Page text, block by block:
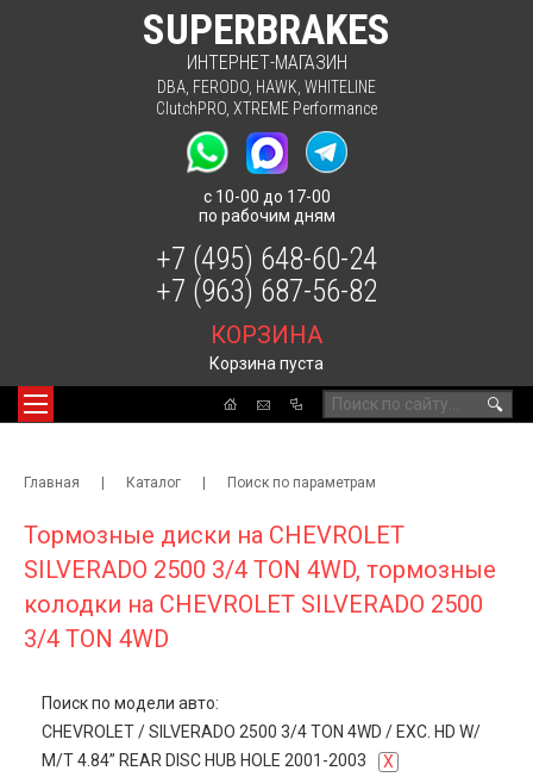
SUPERBRAKES
ИНТЕРНЕТ-МАГАЗИН
DBA FERODO HAWK WHITELINE
ClutchPRO XTREME Performance
с 10-00 до 17-00
по рабочим дням
🔍
КОРЗИНА
Корзина пуста
+7 (495) 648-60-24
+7 (963) 687-56-82
Главная | Каталог | Поиск по параметрам
Тормозные диски на CHEVROLET
SILVERADO 2500 3/4 TON 4WD, тормозные
колодки на CHEVROLET SILVERADO 2500
3/4 TON 4WD
Поиск по модели авто:
CHEVROLET/SILVERADO 2500 3/4 TON 4WD / EXC. HD W/
M/T 4.84” REAR DISC HUB HOLE 2001-2003
X